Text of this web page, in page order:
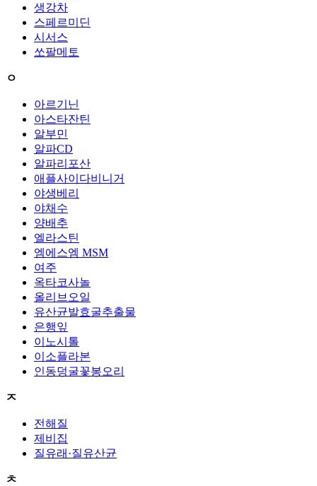
생강차
스페르미딘
시서스
쏘팔메토
ㅇ
아르기닌
아스타잔틴
알부민
알파CD
알파리포산
애플사이다비니거
야생베리
야채수
양배추
엘라스틴
엠에스엠 MSM
여주
옥타코사놀
올리브오일
유산균발효굴추출물
은행잎
이노시톨
이소플라본
인동덩굴꽃봉오리
ㅈ
전해질
제비집
질유래·질유산균
ㅊ